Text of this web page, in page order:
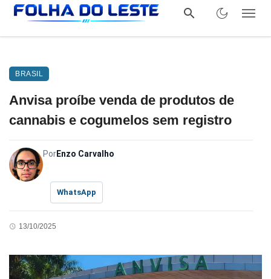
BRASIL
Anvisa proíbe venda de produtos de
cannabis e cogumelos sem registro
PorEnzo Carvalho
WhatsApp
13/10/2025